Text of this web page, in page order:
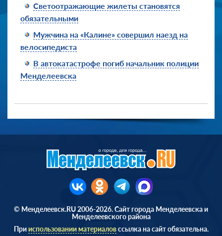
Светоотражающие жилеты становятся
обязательными
Мужчина на «Калине» совершил наезд на
велосипедиста
В автокатастрофе погиб начальник полиции
Менделеевска
© Менделеевск.RU 2006-2026. Сайт города Менделеевска и
Менделеевского района
Прииспользовании материаловссылка на сайт обязательна.